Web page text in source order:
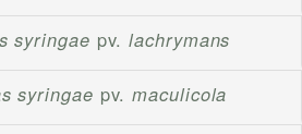
syringae pv.lachrymans
syringae pv.maculicola